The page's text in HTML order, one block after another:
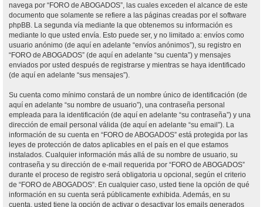
navega por “FORO de ABOGADOS”, las cuales exceden el alcance de este
documento que solamente se refiere a las páginas creadas por el software
phpBB. La segunda vía mediante la que obtenemos su información es
mediante lo que usted envía. Esto puede ser, y no limitado a: envíos como
usuario anónimo (de aquí en adelante “envíos anónimos”), su registro en
“FORO de ABOGADOS” (de aquí en adelante “su cuenta”) y mensajes
enviados por usted después de registrarse y mientras se haya identificado
(de aquí en adelante “sus mensajes”).
Su cuenta como mínimo constará de un nombre único de identificación (de
aquí en adelante “su nombre de usuario”), una contraseña personal
empleada para la identificación (de aquí en adelante “su contraseña”) y una
dirección de email personal válida (de aquí en adelante “su email”). La
información de su cuenta en “FORO de ABOGADOS” está protegida por las
leyes de protección de datos aplicables en el país en el que estamos
instalados. Cualquier información más allá de su nombre de usuario, su
contraseña y su dirección de e-mail requerida por “FORO de ABOGADOS”
durante el proceso de registro será obligatoria u opcional, según el criterio
de “FORO de ABOGADOS”. En cualquier caso, usted tiene la opción de qué
información en su cuenta será públicamente exhibida. Además, en su
cuenta, usted tiene la opción de activar o desactivar los emails generados